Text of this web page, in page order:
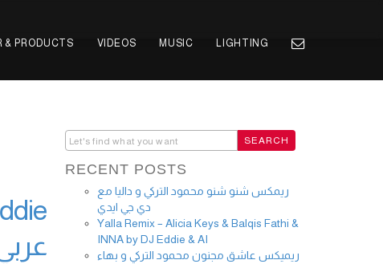
& PRODUCTS VIDEOS MUSIC LIGHTING
RECENT POSTS
ريمكس شنو شنو محمود التركي و داليا مع
دي جي ايدي
Yalla Remix – Alicia Keys & Balqis Fathi &
INNA by DJ Eddie & AI
ريميكس عاشق مجنون محمود التركي و بهاء